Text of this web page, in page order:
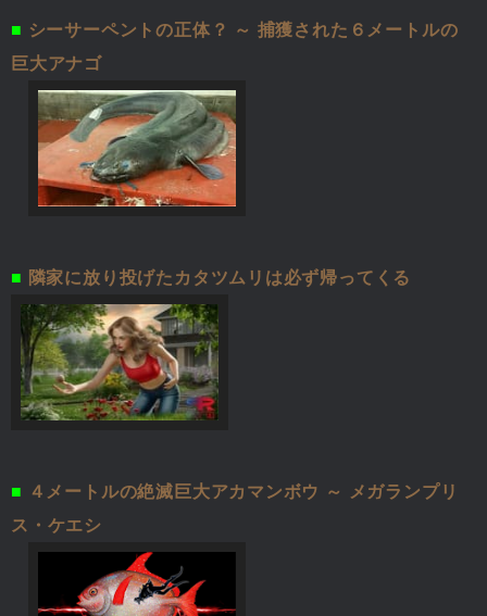
■ シーサーペントの正体？ ～ 捕獲された６メートルの
巨大アナゴ
■ 隣家に放り投げたカタツムリは必ず帰ってくる
■ ４メートルの絶滅巨大アカマンボウ ～ メガランプリ
ス・ケエシ